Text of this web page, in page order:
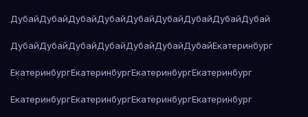
ДубайДубайДубайДубайДубайДубайДубайДубайДубай
ДубайДубайДубайДубайДубайДубайДубайЕкатеринбург
ЕкатеринбургЕкатеринбургЕкатеринбургЕкатеринбург
ЕкатеринбургЕкатеринбургЕкатеринбургЕкатеринбург